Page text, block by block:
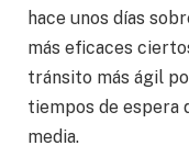
hace unos días
más eficaces
tránsito más ágil
tiempos de espera
media.